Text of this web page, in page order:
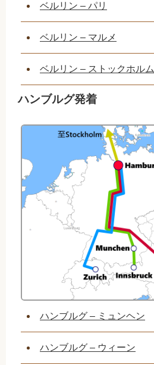
ベルリン – パリ
ベルリン – マルメ
ベルリン – ストックホルム
ハンブルグ発着
ハンブルグ – ミュンヘン
ハンブルグ – ウィーン